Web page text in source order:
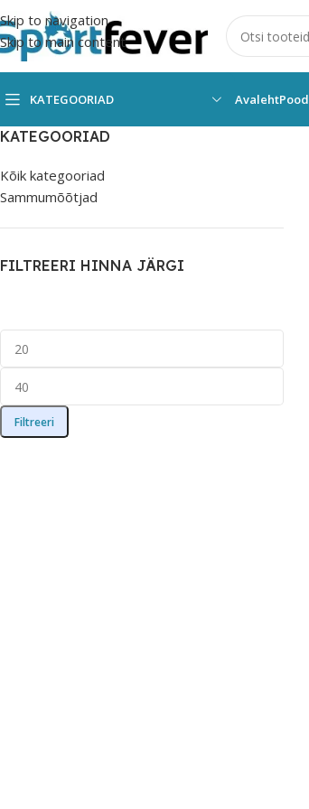
Skip to navigation
Skip to main content
KATEGOORIAD AvalehtPood
KATEGOORIAD
Kõik kategooriad
Sammumõõtjad
FILTREERI HINNA JÄRGI
Filtreeri